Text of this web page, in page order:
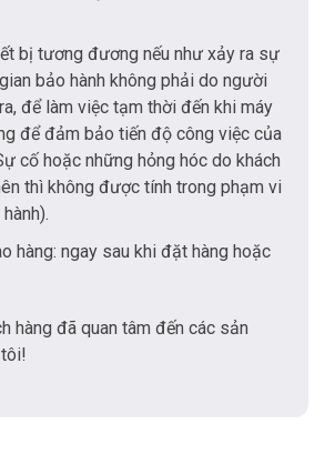
bị tương đương nếu như xảy ra sự
bảo hành không phải do người
để làm việc tạm thời đến khi máy
để đảm bảo tiến độ công việc của
cố hoặc những hỏng hóc do khách
thì không được tính trong phạm vi
hàng: ngay sau khi đặt hàng hoặc
hàng đã quan tâm đến các sản